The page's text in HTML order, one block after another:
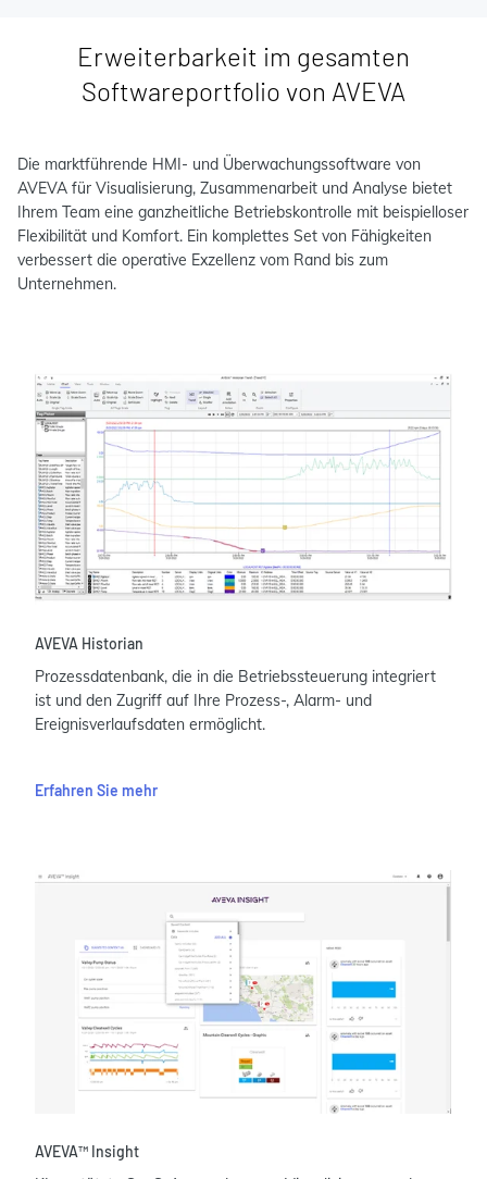
Erweiterbarkeit im gesamten
Softwareportfolio von AVEVA
Die marktführende HMI- und Überwachungssoftware von
AVEVA für Visualisierung, Zusammenarbeit und Analyse bietet
Ihrem Team eine ganzheitliche Betriebskontrolle mit beispielloser
Flexibilität und Komfort. Ein komplettes Set von Fähigkeiten
verbessert die operative Exzellenz vom Rand bis zum
Unternehmen.
AVEVA Historian
Prozessdatenbank, die in die Betriebssteuerung integriert
ist und den Zugriff auf Ihre Prozess-, Alarm- und
Ereignisverlaufsdaten ermöglicht.
Erfahren Sie mehr
AVEVA™️ Insight